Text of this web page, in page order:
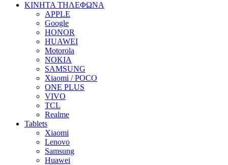
ΚΙΝΗΤΑ ΤΗΛΕΦΩΝΑ
APPLE
Google
HONOR
HUAWEI
Motorola
NOKIA
SAMSUNG
Xiaomi / POCO
ONE PLUS
VIVO
TCL
Realme
Tablets
Xiaomi
Lenovo
Samsung
Huawei